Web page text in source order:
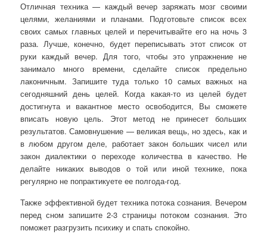
Отличная техника — каждый вечер заряжать мозг своими
целями, желаниями и планами. Подготовьте список всех
своих самых главных целей и перечитывайте его на ночь 3
раза. Лучше, конечно, будет переписывать этот список от
руки каждый вечер. Для того, чтобы это упражнение не
занимало много времени, сделайте список предельно
лаконичным. Запишите туда только 10 самых важных на
сегодняшний день целей. Когда какая-то из целей будет
достигнута и вакантное место освободится, Вы сможете
вписать новую цель. Этот метод не принесет больших
результатов. Самовнушение — великая вещь, но здесь, как и
в любом другом деле, работает закон больших чисел или
закон диалектики о переходе количества в качество. Не
делайте никаких выводов о той или иной технике, пока
регулярно не попрактикуете ее полгода-год.
Также эффективной будет техника потока сознания. Вечером
перед сном запишите 2-3 страницы потоком сознания. Это
поможет разгрузить психику и спать спокойно.